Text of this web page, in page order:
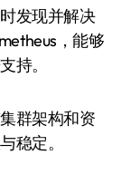
发现并解决
，能够
持。
群架构和资
稳定。